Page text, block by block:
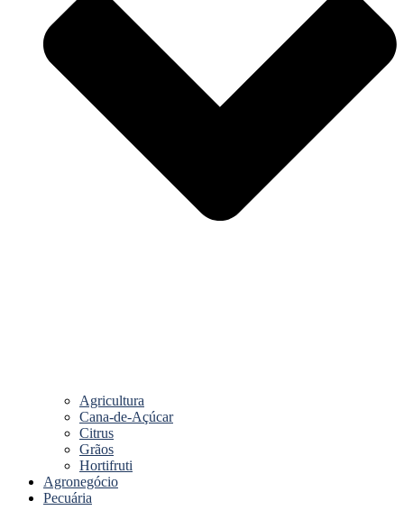
Agricultura
Cana-de-Açúcar
Citrus
Grãos
Hortifruti
Agronegócio
Pecuária